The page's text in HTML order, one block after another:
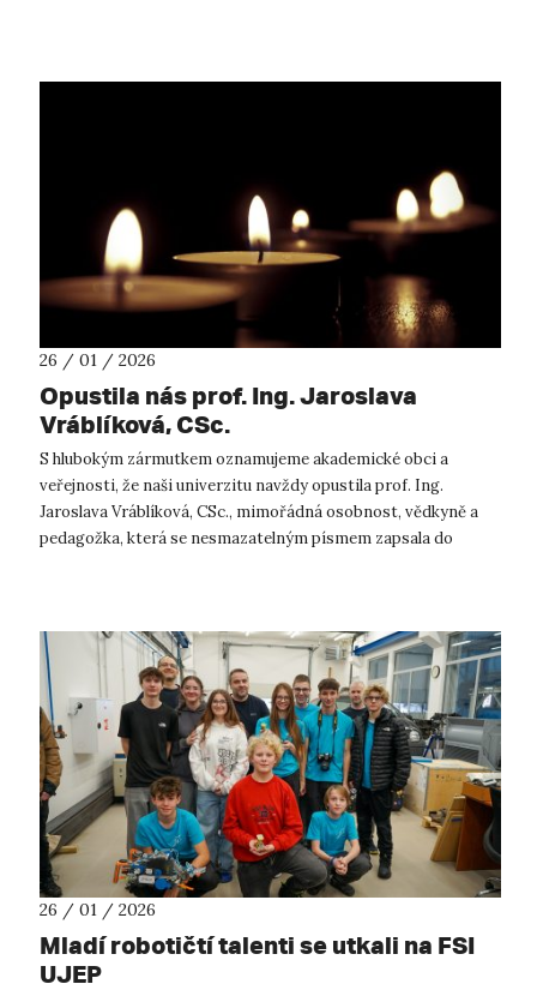
26 / 01 / 2026
Opustila nás prof. Ing. Jaroslava
Vráblíková, CSc.
S hlubokým zármutkem oznamujeme akademické obci a
veřejnosti, že naši univerzitu navždy opustila prof. Ing.
Jaroslava Vráblíková, CSc., mimořádná osobnost, vědkyně a
pedagožka, která se nesmazatelným písmem zapsala do
26 / 01 / 2026
Mladí robotičtí talenti se utkali na FSI
UJEP